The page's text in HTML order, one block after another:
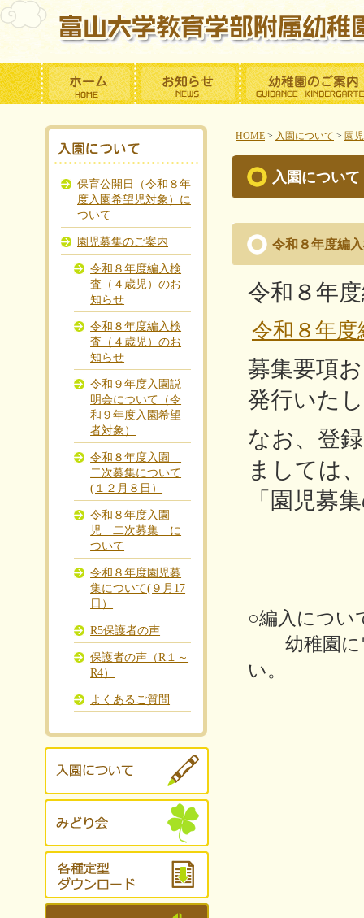
HOME > 入園について > 園
入園について
令和８年度編
令和８年
令和８年
募集要項
発行いた
なお、登
ましては
「園児募
○編入につ
幼稚園に電
い。
保育公開日（令和８年
度入園希望児対象）に
ついて
園児募集のご案内
令和８年度編入検
査（４歳児）のお
知らせ
令和８年度編入検
査（４歳児）のお
知らせ
令和９年度入園説
明会について（令
和９年度入園希望
者対象）
令和８年度入園
二次募集について
(１２月８日）
令和８年度入園
児 二次募集 に
ついて
令和８年度園児募
集について(９月17
日）
R5保護者の声
保護者の声（R１～
R4）
よくあるご質問